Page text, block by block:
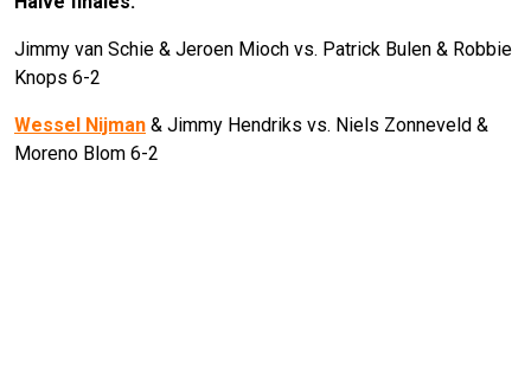
Jimmy van Schie & Jeroen Mioch vs. Patrick Bulen & Robbie
Knops 6-2
Wessel Nijman & Jimmy Hendriks vs. Niels Zonneveld &
Moreno Blom 6-2